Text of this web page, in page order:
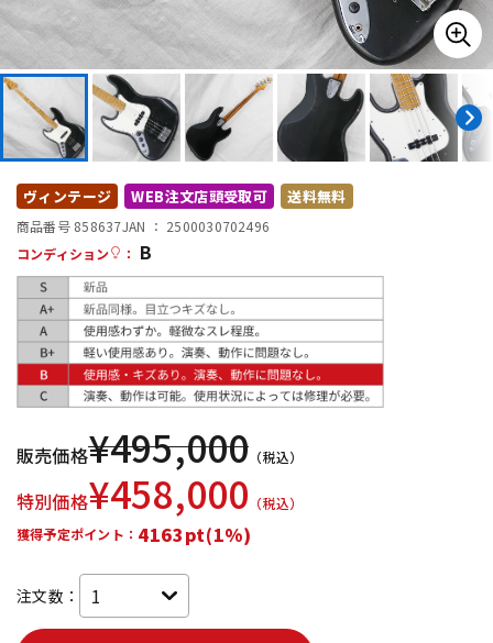
DJ機器
DTM オンライン納品 レコーディング機器
配信/ライブ機器
中古 ヴィンテージ
ヴィンテージ WEB注文店頭受取可 送料無料
商品番号 858637JAN ： 2500030702496
コンディション
： B
販売価格¥495,000 （税込）
特別価格¥458,000 （税込）
獲得予定ポイント： 4163pt(1%)
注文数：